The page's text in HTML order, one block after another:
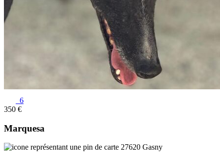
6
350 €
Marquesa
27620 Gasny